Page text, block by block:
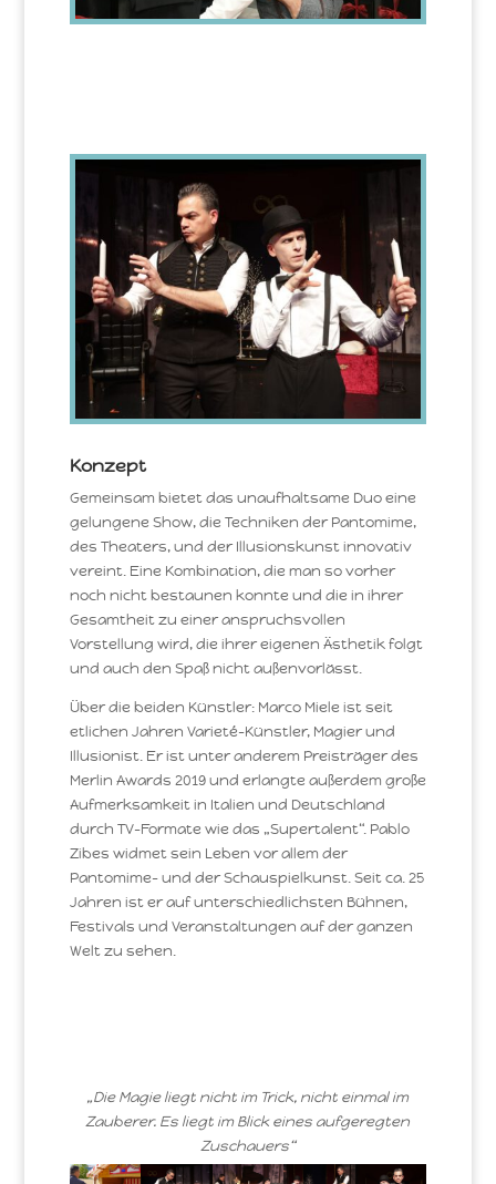
Konzept
Gemeinsam bietet das unaufhaltsame Duo eine
gelungene Show, die Techniken der Pantomime,
des Theaters, und der Illusionskunst innovativ
vereint. Eine Kombination, die man so vorher
noch nicht bestaunen konnte und die in ihrer
Gesamtheit zu einer anspruchsvollen
Vorstellung wird, die ihrer eigenen Ästhetik folgt
und auch den Spaß nicht außenvorlässt.
Über die beiden Künstler: Marco Miele ist seit
etlichen Jahren Varieté-Künstler, Magier und
Illusionist. Er ist unter anderem Preisträger des
Merlin Awards 2019 und erlangte außerdem große
Aufmerksamkeit in Italien und Deutschland
durch TV-Formate wie das „Supertalent“. Pablo
Zibes widmet sein Leben vor allem der
Pantomime- und der Schauspielkunst. Seit ca. 25
Jahren ist er auf unterschiedlichsten Bühnen,
Festivals und Veranstaltungen auf der ganzen
Welt zu sehen.
„Die Magie liegt nicht im Trick, nicht einmal im
Zauberer. Es liegt im Blick eines aufgeregten
Zuschauers“